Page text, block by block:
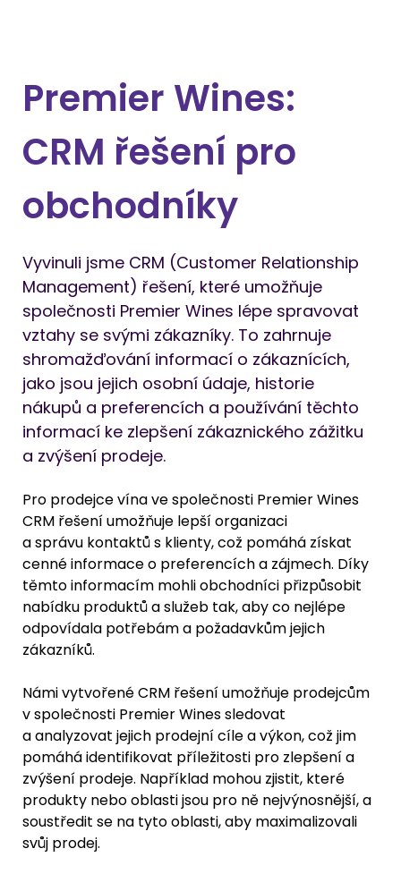
Premier Wines:
CRM řešení pro
obchodníky
Vyvinuli jsme CRM (Customer Relationship
Management) řešení, které umožňuje
společnosti Premier Wines lépe spravovat
vztahy se svými zákazníky. To zahrnuje
shromažďování informací o zákaznících,
jako jsou jejich osobní údaje, historie
nákupů a preferencích a používání těchto
informací ke zlepšení zákaznického zážitku
a zvýšení prodeje.
Pro prodejce vína ve společnosti Premier Wines
CRM řešení umožňuje lepší organizaci
a správu kontaktů s klienty, což pomáhá získat
cenné informace o preferencích a zájmech. Díky
těmto informacím mohli obchodníci přizpůsobit
nabídku produktů a služeb tak, aby co nejlépe
odpovídala potřebám a požadavkům jejich
zákazníků.
Námi vytvořené CRM řešení umožňuje prodejcům
v společnosti Premier Wines sledovat
a analyzovat jejich prodejní cíle a výkon, což jim
pomáhá identifikovat příležitosti pro zlepšení a
zvýšení prodeje. Například mohou zjistit, které
produkty nebo oblasti jsou pro ně nejvýnosnější, a
soustředit se na tyto oblasti, aby maximalizovali
svůj prodej.